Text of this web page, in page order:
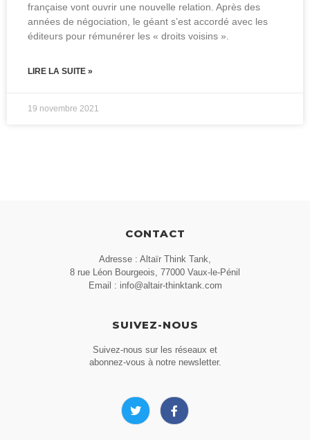
française vont ouvrir une nouvelle relation. Après des
années de négociation, le géant s’est accordé avec les
éditeurs pour rémunérer les « droits voisins ».
LIRE LA SUITE »
19 novembre 2021
CONTACT
Adresse : Altaïr Think Tank,
8 rue Léon Bourgeois, 77000 Vaux-le-Pénil
Email : info@altair-thinktank.com
SUIVEZ-NOUS
Suivez-nous sur les réseaux et
abonnez-vous à notre newsletter.